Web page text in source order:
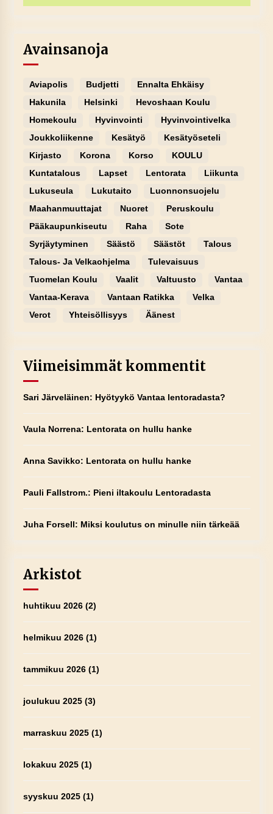
Avainsanoja
Aviapolis Budjetti
Ennalta Ehkäisy
Hakunila
Helsinki
Hevoshaan Koulu
Homekoulu
Hyvinvointi
Hyvinvointivelka
Joukkoliikenne
Kesätyö
Kesätyöseteli
Kirjasto
Korona Korso
KOULU
Kuntatalous
Lapset Lentorata
Liikunta
Lukuseula
Lukutaito
Luonnonsuojelu
Maahanmuuttajat
Nuoret
Peruskoulu
Pääkaupunkiseutu
Raha
Sote
Syrjäytyminen
Säästö Säästöt
Talous
Talous- Ja Velkaohjelma
Tulevaisuus
Tuomelan Koulu
Vaalit Valtuusto
Vantaa
Vantaa-Kerava
Vantaan Ratikka
Velka
Verot
Yhteisöllisyys Äänest
Viimeisimmät kommentit
Sari Järveläinen: Hyötyykö Vantaa lentoradasta?
Vaula Norrena: Lentorata on hullu hanke
Anna Savikko: Lentorata on hullu hanke
Pauli Fallstrom.: Pieni iltakoulu Lentoradasta
Juha Forsell: Miksi koulutus on minulle niin tärkeää
Arkistot
huhtikuu 2026(2)
helmikuu 2026(1)
tammikuu 2026(1)
joulukuu 2025(3)
marraskuu 2025(1)
lokakuu 2025(1)
syyskuu 2025(1)